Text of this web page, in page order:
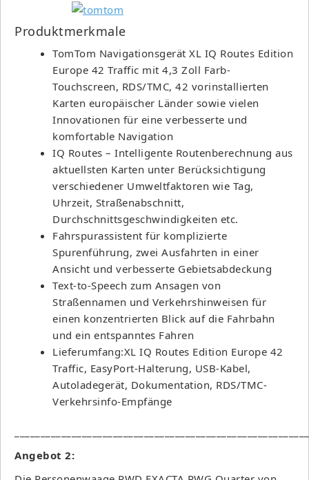
Produktmerkmale
TomTom Navigationsgerät XL IQ Routes Edition
Europe 42 Traffic mit 4,3 Zoll Farb-
Touchscreen, RDS/TMC, 42 vorinstallierten
Karten europäischer Länder sowie vielen
Innovationen für eine verbesserte und
komfortable Navigation
IQ Routes – Intelligente Routenberechnung aus
aktuellsten Karten unter Berücksichtigung
verschiedener Umweltfaktoren wie Tag,
Uhrzeit, Straßenabschnitt,
Durchschnittsgeschwindigkeiten etc.
Fahrspurassistent für komplizierte
Spurenführung, zwei Ausfahrten in einer
Ansicht und verbesserte Gebietsabdeckung
Text-to-Speech zum Ansagen von
Straßennamen und Verkehrshinweisen für
einen konzentrierten Blick auf die Fahrbahn
und ein entspanntes Fahren
Lieferumfang:XL IQ Routes Edition Europe 42
Traffic, EasyPort-Halterung, USB-Kabel,
Autoladegerät, Dokumentation, RDS/TMC-
Verkehrsinfo-Empfänge
Angebot 2: